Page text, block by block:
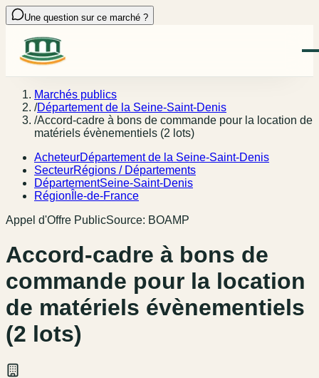
Une question sur ce marché ?
Marchés publics
/Département de la Seine-Saint-Denis
/Accord-cadre à bons de commande pour la location de
matériels évènementiels (2 lots)
AcheteurDépartement de la Seine-Saint-Denis
SecteurRégions / Départements
DépartementSeine-Saint-Denis
Région Île-de-France
Appel d'Offre PublicSource: BOAMP
Accord-cadre à bons de
commande pour la location
de matériels évènementiels
(2 lots)